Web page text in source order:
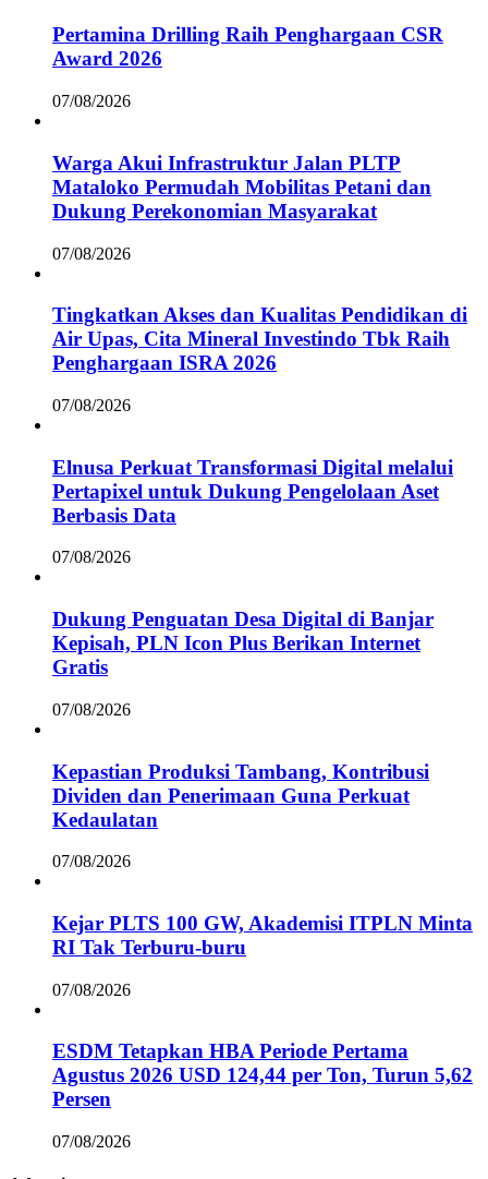
Pertamina Drilling Raih Penghargaan CSR
Award 2026
07/08/2026
Warga Akui Infrastruktur Jalan PLTP
Mataloko Permudah Mobilitas Petani dan
Dukung Perekonomian Masyarakat
07/08/2026
Tingkatkan Akses dan Kualitas Pendidikan di
Air Upas, Cita Mineral Investindo Tbk Raih
Penghargaan ISRA 2026
07/08/2026
Elnusa Perkuat Transformasi Digital melalui
Pertapixel untuk Dukung Pengelolaan Aset
Berbasis Data
07/08/2026
Dukung Penguatan Desa Digital di Banjar
Kepisah, PLN Icon Plus Berikan Internet
Gratis
07/08/2026
Kepastian Produksi Tambang, Kontribusi
Dividen dan Penerimaan Guna Perkuat
Kedaulatan
07/08/2026
Kejar PLTS 100 GW, Akademisi ITPLN Minta
RI Tak Terburu-buru
07/08/2026
ESDM Tetapkan HBA Periode Pertama
Agustus 2026 USD 124,44 per Ton, Turun 5,62
Persen
07/08/2026